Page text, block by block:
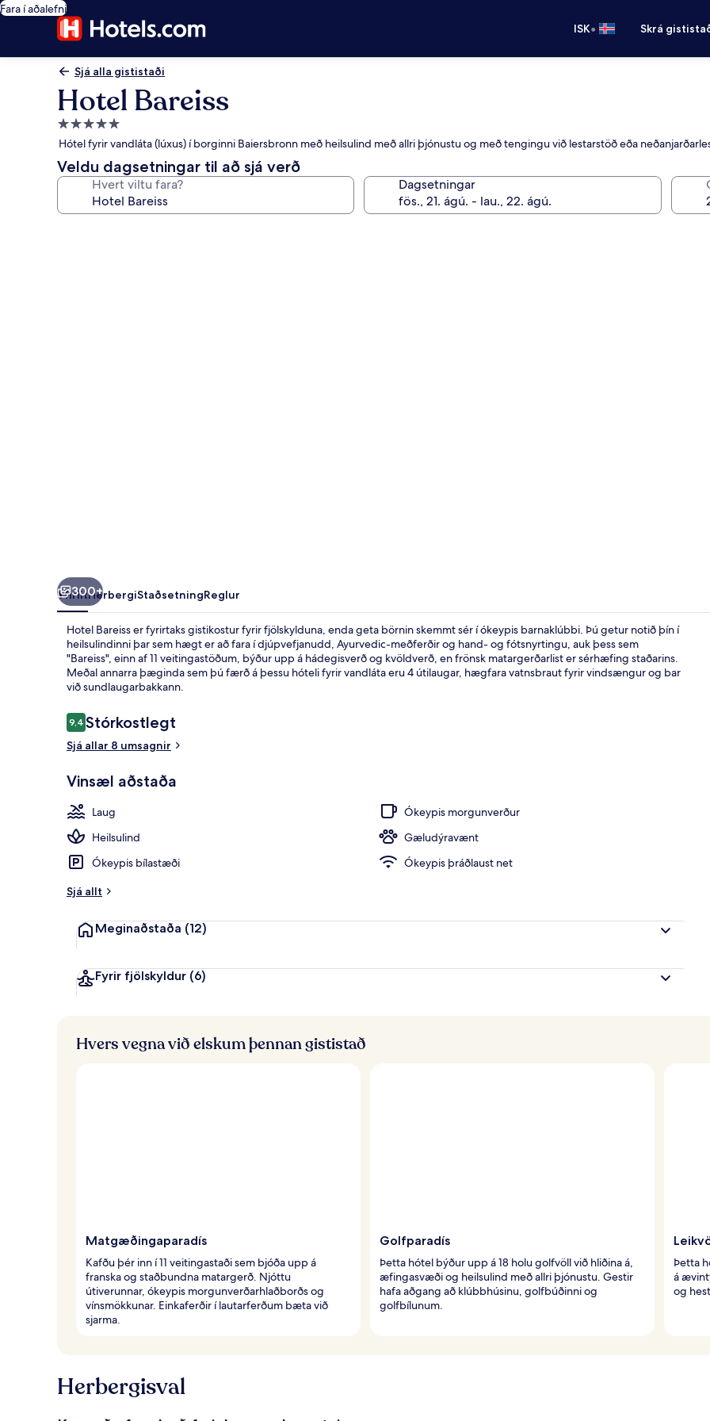
Fara í aðalefni
ISK• Skrá
Sjá alla gististaði
Hotel Bareiss
5.0
stjörnu
gististaður
Hótel fyrir vandláta (lúxus) í borginni Baiersbronn með heilsulind með allri þjónustu og með tengingu við lestarstöð eða
Veldu dagsetningar til að sjá verð
Hvert viltu fara? Dagsetningar
5 innilaugar,
300+
YfirlitHerbergiStaðsetningReglur
Hotel Bareiss er fyrirtaks gistikostur fyrir fjölskylduna, enda geta börnin skemmt sér í ókeypis barnaklúbbi. Þú getur notið þín í
heilsulindinni þar sem hægt er að fara í djúpvefjanudd, Ayurvedic-meðferðir og hand- og fótsnyrtingu, auk þess sem
"Bareiss", einn af 11 veitingastöðum, býður upp á hádegisverð og kvöldverð, en frönsk matargerðarlist er sérhæfing staðarins.
Meðal annarra þæginda sem þú færð á þessu hóteli fyrir vandláta eru 4 útilaugar, hægfara vatnsbraut fyrir vindsængur og bar
við sundlaugarbakkann.
Umsagnir
9,49,4 af 10
Stórkostlegt
Sjá allar 8 umsagnir
Vinsæl aðstaða
Laug
Ókeypis morgunverður
Heilsulind
Gæludýravænt
Ókeypis bílastæði
Ókeypis þráðlaust net
Sjá allt
Meginaðstaða (12)
Fyrir fjölskyldur (6)
Hvers vegna við elskum þennan gististað
Matgæðingaparadís
Kafðu þér inn í 11 veitingastaði sem bjóða upp á
franska og staðbundna matargerð. Njóttu
útiverunnar, ókeypis morgunverðarhlaðborðs og
vínsmökkunar. Einkaferðir í lautarferðum bæta við
sjarma.
Golfparadís
Þetta hótel býður upp á 18 holu golfvöll við hliðina á,
æfingasvæði og heilsulind með allri þjónustu. Gestir
hafa aðgang að klúbbhúsinu, golfbúðinni og
golfbílunum.
Þetta
á
og
Herbergisval